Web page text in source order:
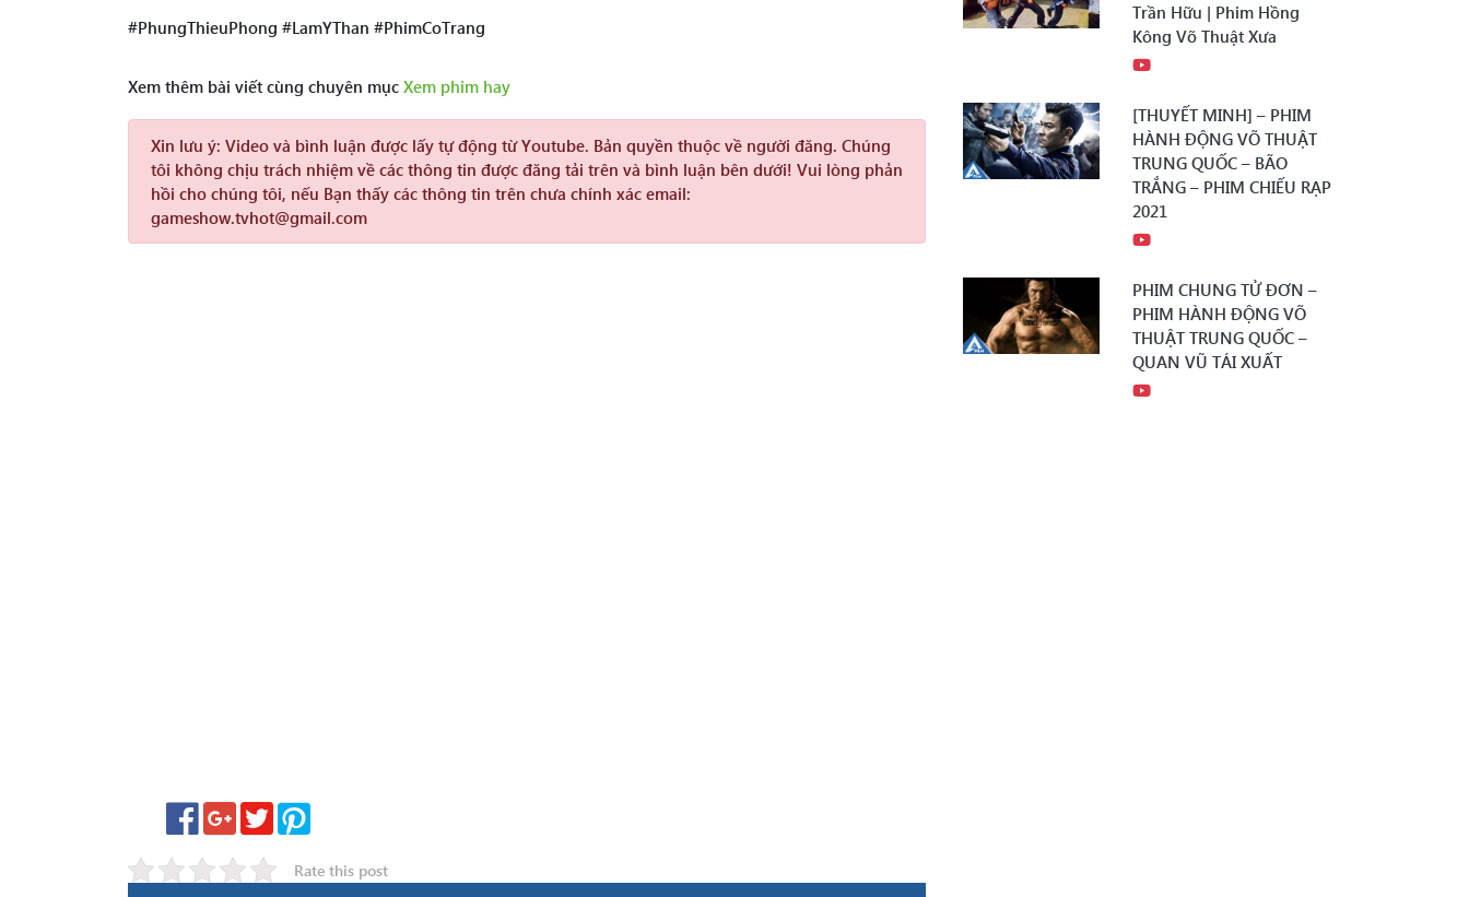
#PhungThieuPhong #LamYThan #PhimCoTrang
Xem thêm bài viết cùng chuyên mục Xem phim hay
Xin lưu ý: Video và bình luận được lấy tự động từ Youtube. Bản quyền thuộc về người đăng. Chúng
tôi không chịu trách nhiệm về các thông tin được đăng tải trên và bình luận bên dưới! Vui lòng phản
hồi cho chúng tôi, nếu Bạn thấy các thông tin trên chưa chính xác email:
gameshow.tvhot@gmail.com
Rate this post
Trần Hữu | Phim Hồng
Kông Võ Thuật Xưa
[THUYẾT MINH] – PHIM
HÀNH ĐỘNG VÕ THUẬT
TRUNG QUỐC – BÃO
TRẮNG – PHIM CHIẾU RẠP
2021
PHIM CHUNG TỬ ĐƠN –
PHIM HÀNH ĐỘNG VÕ
THUẬT TRUNG QUỐC –
QUAN VŨ TÁI XUẤT